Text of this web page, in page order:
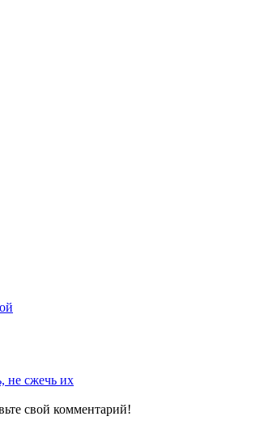
не сжечь их
свой комментарий!